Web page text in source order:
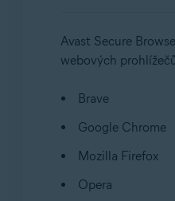
Windows a
Avast Secure
webových
Brave
Google Chrome
Mozilla Firefox
Opera